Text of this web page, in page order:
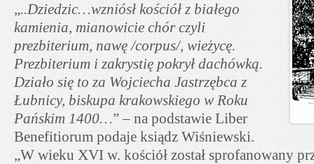
„..Dziedzic…wzniósł kościół z białego
kamienia, mianowicie chór czyli
prezbiterium, nawę /corpus/, wieżycę.
Prezbiterium i zakrystię pokrył dachówką.
Działo się to za Wojciecha Jastrzębca z
Łubnicy, biskupa krakowskiego w Roku
Pańskim 1400…” – na podstawie Liber
Benefitiorum podaje ksiądz Wiśniewski.
„W wieku XVI w. kościół został sprofanowany